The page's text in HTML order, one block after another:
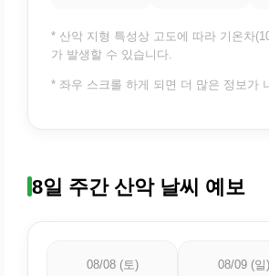
* 산악 지형 특성상 고도에 따라 기온차
가 발생할 수 있습니다.
* 좌우 스크롤 하게 되면 더 많은 정보가
8일 주간 산악 날씨 예보
08/08 (토) 08/09 (일)